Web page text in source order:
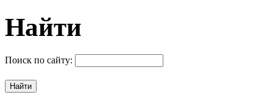
Найти
Поиск по сайту: